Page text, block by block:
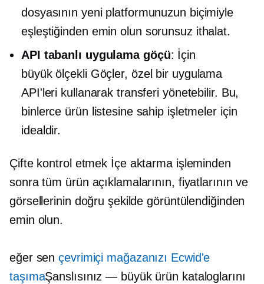
dosyasının yeni platformunuzun biçimiyle
eşleştiğinden emin olun sorunsuz ithalat.
API tabanlı uygulama göçü: İçin
büyük ölçekliGöçler, özel bir uygulama
API'leri kullanarak transferi yönetebilir. Bu,
binlerce ürün listesine sahip işletmeler için
idealdir.
Çifte kontrol etmek İçe aktarma işleminden
sonra tüm ürün açıklamalarının, fiyatlarının ve
görsellerinin doğru şekilde görüntülendiğinden
emin olun.
eğer sençevrimiçi mağazanızı Ecwid'e
taşımaŞanslısınız — büyük ürün kataloglarını